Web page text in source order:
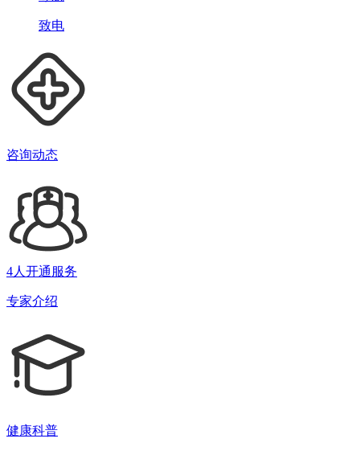
致电
咨询动态
4人开通服务
专家介绍
健康科普